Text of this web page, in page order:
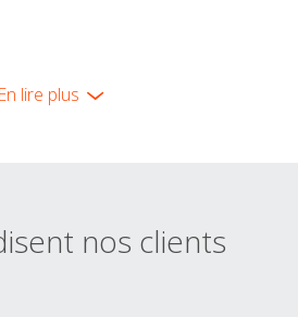
En lire plus
nos clients